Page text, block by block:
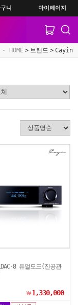
니 마이페이지
HOME 브랜드 Cayin
8 듀얼모드(진공관
￦1,330,000